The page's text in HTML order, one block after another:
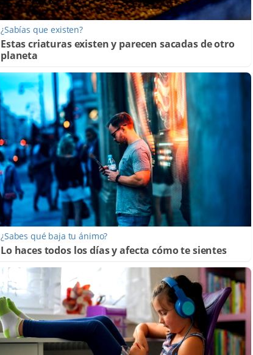
¿Sabías que existen?
Estas criaturas existen y parecen sacadas de otro
planeta
¿Sabes qué baja tu ánimo?
Lo haces todos los días y afecta cómo te sientes